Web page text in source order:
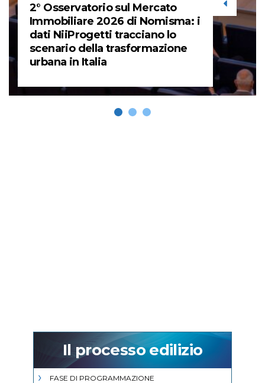
2° Osservatorio sul Mercato
Immobiliare 2026 di Nomisma: i
dati NiiProgetti tracciano lo
scenario della trasformazione
urbana in Italia
Il processo edilizio
FASE DI PROGRAMMAZIONE